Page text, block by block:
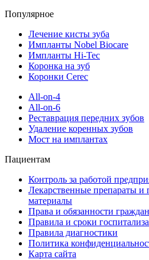
Популярное
Лечение кисты зуба
Импланты Nobel Biocare
Импланты Hi-Tec
Коронка на зуб
Коронки Cerec
All-on-4
All-on-6
Реставрация передних зубов
Удаление коренных зубов
Мост на имплантах
Пациентам
Контроль за работой
Лекарственные препараты
материалы
Права и обязанности граждан
Правила и сроки
Правила диагностики
Политика
Карта сайта